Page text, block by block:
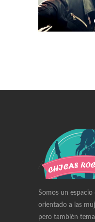
Somos un
orientado a las
pero también
Swiss Replica
Audemars
Rolex Watches
Richard Mille
Omega